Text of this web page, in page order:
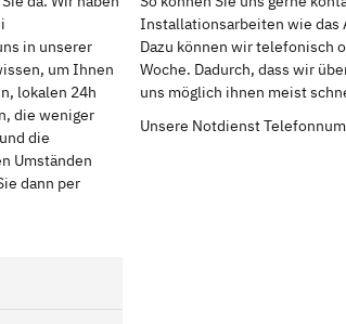
in unserer
um Ihnen
lokalen 24h
die weniger
die
Umständen
dann per
Installationsarbeiten wie das
Dazu können wir telefonisch
Woche. Dadurch, dass wir
uns möglich ihnen meist
Unsere Notdienst